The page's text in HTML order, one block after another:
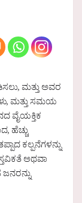
ಮತ್ತು ಅವರ
ಮತ್ತು ಸಮಯ
ವೈಯಕ್ತಿಕ
ಹೆಚ್ಚು
ಕಲ್ಪನೆಗಳನ್ನು
ಅಥವಾ